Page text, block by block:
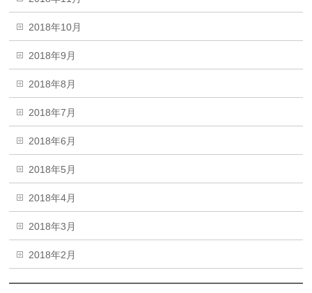
2018年10月
2018年9月
2018年8月
2018年7月
2018年6月
2018年5月
2018年4月
2018年3月
2018年2月